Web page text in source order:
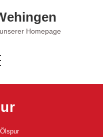
Homepage
Navigation
Ölspur